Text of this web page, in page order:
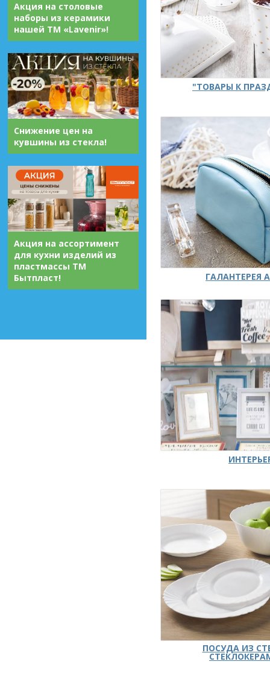
Акция на столовые
наборы из керамики
нашей ТМ «Lavenir»!
Снижение цен на
кувшины из стекла!
Акция на ассортимент
для кухни изделий из
пластмассы ТМ
Бытпласт!
"ТОВАРЫ К
ГАЛАНТЕРЕЯ
ПОСУДА ИЗ